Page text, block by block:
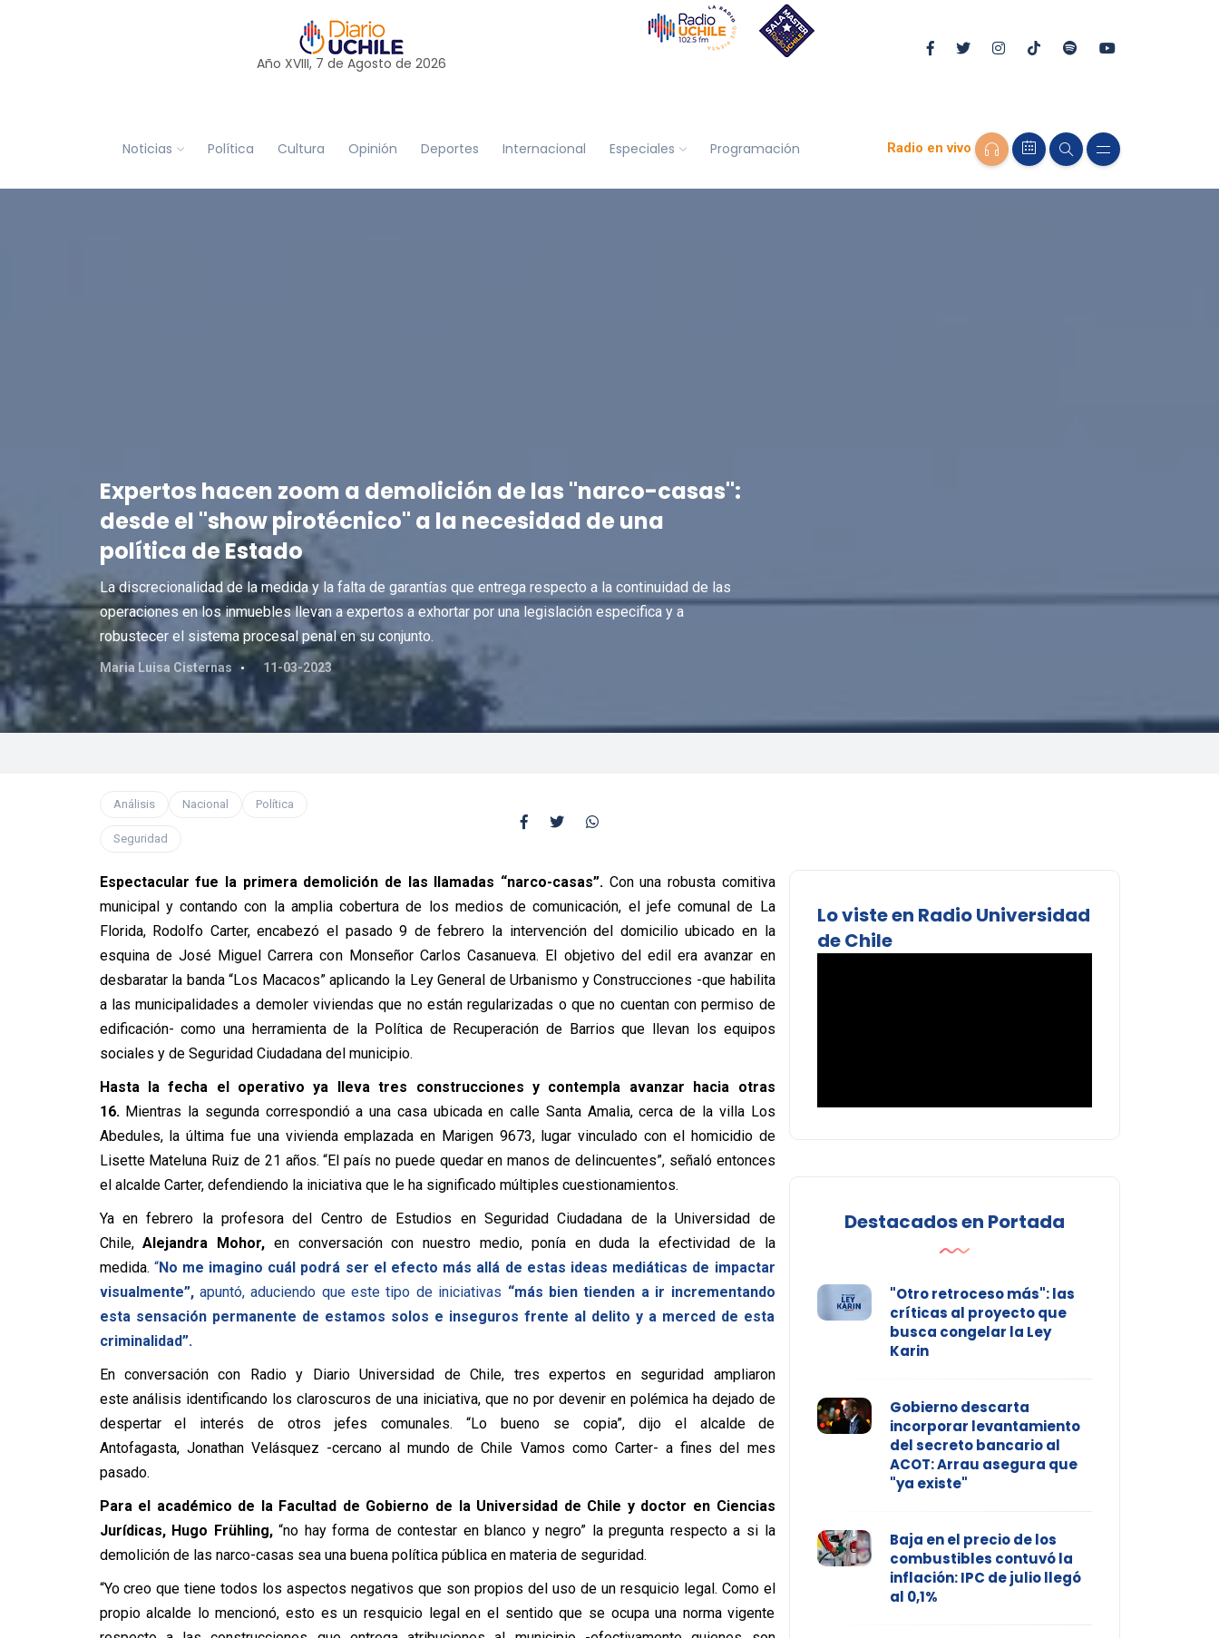
Año XVIII, 7 de Agosto de 2026
Noticias Política Cultura Opinión Deportes Internacional Especiales Programación Radio en vivo
Expertos hacen zoom a demolición de las "narco-casas":
desde el "show pirotécnico" a la necesidad de una
política de Estado
La discrecionalidad de la medida y la falta de garantías que entrega respecto a la continuidad de las
operaciones en los inmuebles llevan a expertos a exhortar por una legislación especifica y a
robustecer el sistema procesal penal en su conjunto.
Maria Luisa Cisternas 11-03-2023
Análisis Nacional Política
Seguridad
Espectacular fue la primera demolición de las llamadas “narco-casas”.Con una robusta comitiva
municipal y contando con la amplia cobertura de los medios de comunicación, el jefe comunal de La
Florida, Rodolfo Carter, encabezó el pasado 9 de febrero la intervención del domicilio ubicado en la
esquina de José Miguel Carrera con Monseñor Carlos Casanueva. El objetivo del edil era avanzar en
desbaratar la banda “Los Macacos” aplicando la Ley General de Urbanismo y Construcciones -que habilita
a las municipalidades a demoler viviendas que no están regularizadas o que no cuentan con permiso de
edificación- como una herramienta de la Política de Recuperación de Barrios que llevan los equipos
sociales y de Seguridad Ciudadana del municipio.
Hasta la fecha el operativo ya lleva tres construcciones y contempla avanzar hacia otras
16.Mientras la segunda correspondió a una casa ubicada en calle Santa Amalia, cerca de la villa Los
Abedules, la última fue una vivienda emplazada en Marigen 9673, lugar vinculado con el homicidio de
Lisette Mateluna Ruiz de 21 años. “El país no puede quedar en manos de delincuentes”, señaló entonces
el alcalde Carter, defendiendo la iniciativa que le ha significado múltiples cuestionamientos.
Ya en febrero la profesora del Centro de Estudios en Seguridad Ciudadana de la Universidad de
Chile,Alejandra Mohor, en conversación con nuestro medio, ponía en duda la efectividad de la
medida. “No me imagino cuál podrá ser el efecto más allá de estas ideas mediáticas de impactar
visualmente”, apuntó, aduciendo que este tipo de iniciativas “más bien tienden a ir incrementando
esta sensación permanente de estamos solos e inseguros frente al delito y a merced de esta
criminalidad”.
En conversación con Radio y Diario Universidad de Chile, tres expertos en seguridad ampliaron
este análisis identificando los claroscuros de una iniciativa, que no por devenir en polémica ha dejado de
despertar el interés de otros jefes comunales. “Lo bueno se copia”, dijo el alcalde de
Antofagasta, Jonathan Velásquez -cercano al mundo de Chile Vamos como Carter- a fines del mes
pasado.
Para el académico de la Facultad de Gobierno de la Universidad de Chile y doctor en Ciencias
Jurídicas, Hugo Frühling,“no hay forma de contestar en blanco y negro” la pregunta respecto a si la
demolición de las narco-casas sea una buena política pública en materia de seguridad.
“Yo creo que tiene todos los aspectos negativos que son propios del uso de un resquicio legal. Como el
propio alcalde lo mencionó, esto es un resquicio legal en el sentido que se ocupa una norma vigente
Lo viste en Radio Universidad
de Chile
Destacados en Portada
"Otro retroceso más": las
críticas al proyecto que
busca congelar la Ley
Karin
Gobierno descarta
incorporar levantamiento
del secreto bancario al
ACOT: Arrau asegura que
"ya existe"
Baja en el precio de los
combustibles contuvó la
inflación: IPC de julio llegó
al 0,1%